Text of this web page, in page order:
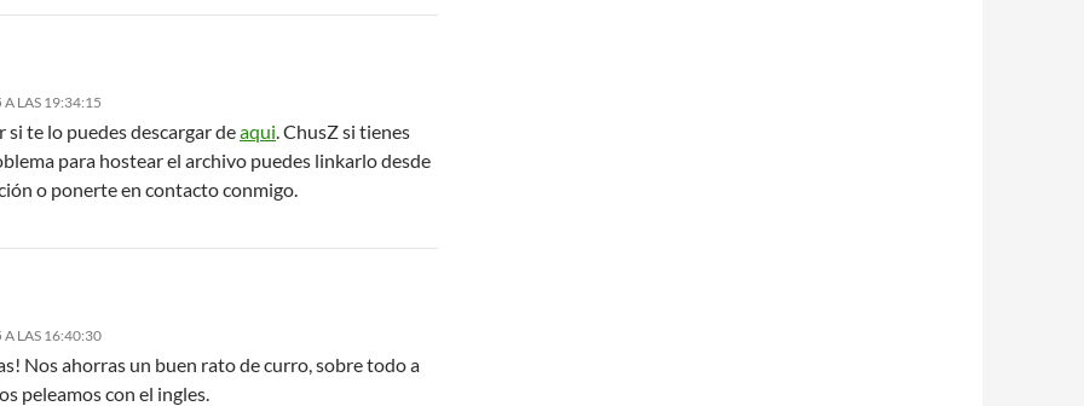
LAS 19:34:15
si te lo puedes descargar deaqui. ChusZ si tienes
para hostear el archivo puedes linkarlo desde
o ponerte en contacto conmigo.
LAS 16:40:30
Nos ahorras un buen rato de curro, sobre todo a
peleamos con el ingles.